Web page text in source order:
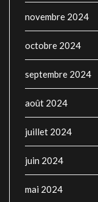
novembre 2024
octobre 2024
septembre 2024
août 2024
juillet 2024
juin 2024
mai 2024